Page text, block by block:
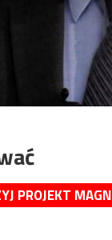
PROJEKT